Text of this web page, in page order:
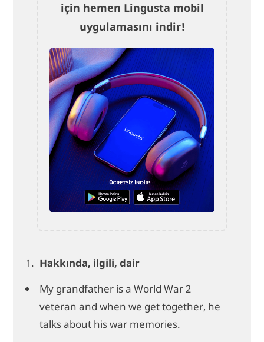
için hemen Lingusta mobil
uygulamasını indir!
Hakkında, ilgili, dair
My grandfather is a World War 2
veteran and when we get together, he
talks about his war memories.